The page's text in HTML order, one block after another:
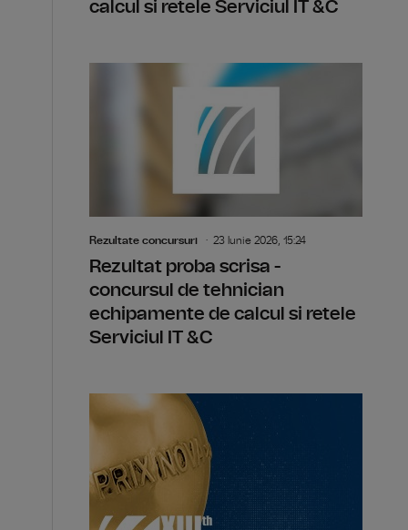
calcul si retele Serviciul IT &C
Rezultate concursuri 23 Iunie 2026, 15:24
Rezultat proba scrisa -
concursul de tehnician
echipamente de calcul si retele
Serviciul IT &C